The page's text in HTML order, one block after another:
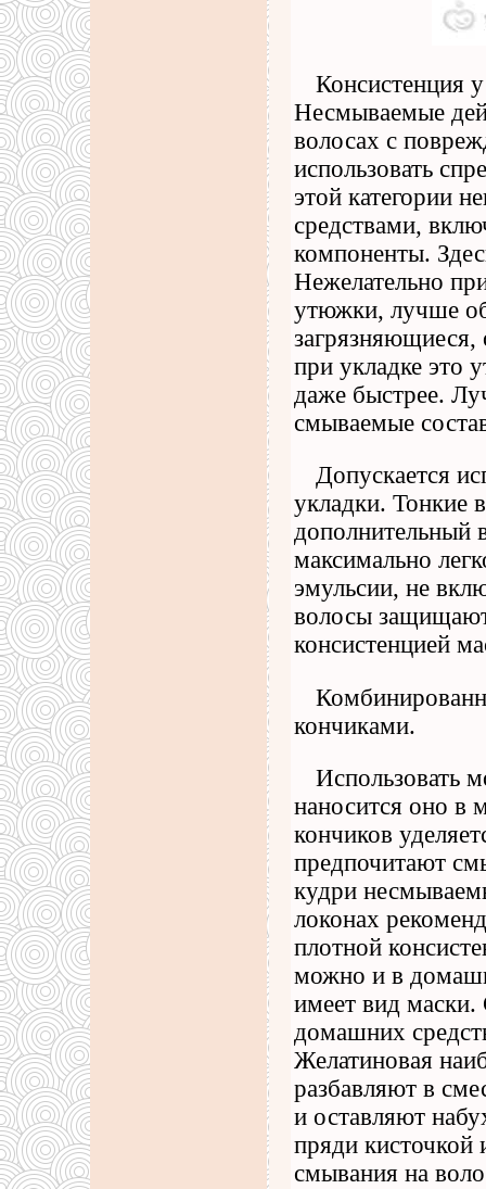
Консистенция
Несмываемые
волосах с
использовать
этой категории
средствами,
компоненты.
Нежелательно
утюжки, лучше
загрязняющиеся,
при укладке это
даже быстрее.
смываемые
Допускается
укладки. Тонкие
дополнительный
максимально
эмульсии, не
волосы
консистенцией
кончиками.
Использовать
наносится оно в
кончиков
предпочитают
кудри
локонах
плотной
можно и в
имеет вид маски.
домашних
Желатиновая
разбавляют в
и оставляют
пряди кисточкой
смывания на